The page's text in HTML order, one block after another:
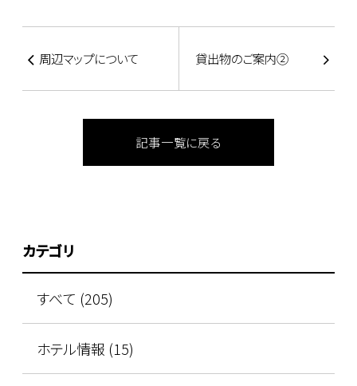
周辺マップについて 貸出物のご案内②
記事一覧に戻る
カテゴリ
すべて (205)
ホテル情報 (15)